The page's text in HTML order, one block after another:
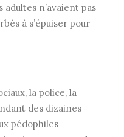
n’avaient pas
à s’épuiser pour
la police, la
des dizaines
pédophiles